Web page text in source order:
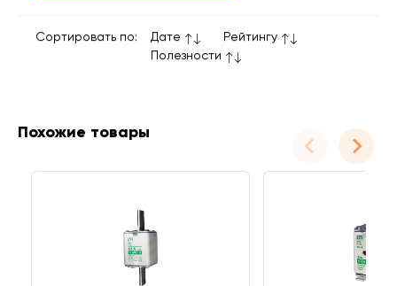
Сортировать по: Дате
Рейтингу
Полезности
Похожие товары